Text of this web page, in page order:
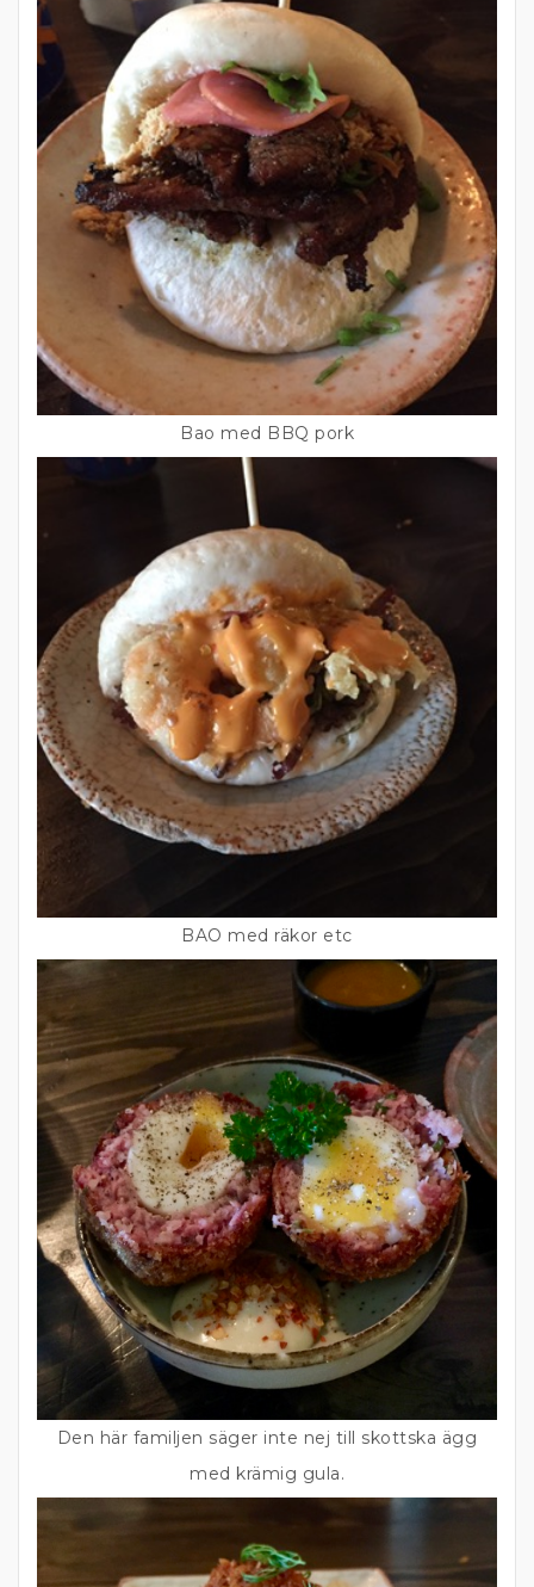
Bao med BBQ pork
BAO med räkor etc
Den här familjen säger inte nej till skottska ägg
med krämig gula.